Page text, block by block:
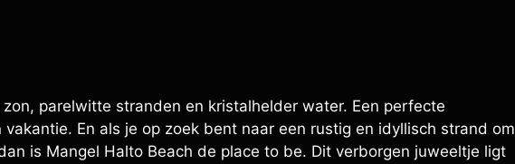
parelwitte stranden en kristalhelder water. Een perfecte
En als je op zoek bent naar een rustig en idyllisch strand om
is Mangel Halto Beach de place to be. Dit verborgen juweeltje ligt